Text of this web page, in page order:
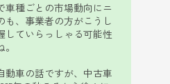
車種ごとの市場動向にニ
も、事業者の方がこうし
していらっしゃる可能性
動車の話ですが、中古車